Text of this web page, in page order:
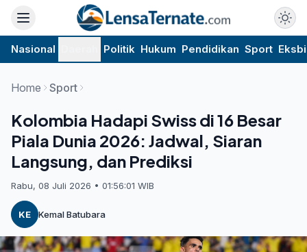
Nasional Politik Hukum Pendidikan Sport
Home Sport
Kolombia Hadapi Swiss di 16 Besar
Piala Dunia 2026: Jadwal, Siaran
Langsung, dan Prediksi
Rabu, 08 Juli 2026 • 01:56:01 WIB
KE Kemal Batubara